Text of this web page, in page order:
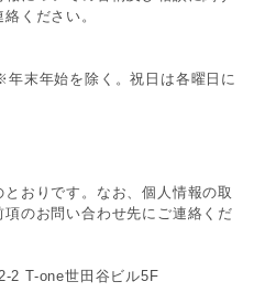
ください。
末年始を除く。祝日は各曜日に
おりです。なお、個⼈情報の取
のお問い合わせ先にご連絡くだ
2 T-one世田谷ビル5F